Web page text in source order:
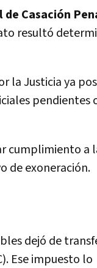
de Casación
resultó
la Justicia ya
pendientes
cumplimiento a
de exoneración.
dejó de
Ese impuesto lo